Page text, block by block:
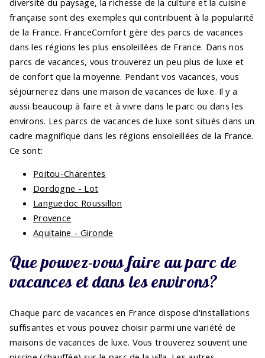
française sont des exemples qui contribuent à la popularité
de la France. FranceComfort gère des parcs de vacances
dans les régions les plus ensoleillées de France. Dans nos
parcs de vacances, vous trouverez un peu plus de luxe et
de confort que la moyenne. Pendant vos vacances, vous
séjournerez dans une maison de vacances de luxe. Il y a
aussi beaucoup à faire et à vivre dans le parc ou dans les
environs. Les parcs de vacances de luxe sont situés dans un
cadre magnifique dans les régions ensoleillées de la France.
Ce sont:
Poitou-Charentes
Dordogne - Lot
Languedoc Roussillon
Provence
Aquitaine - Gironde
Que pouvez-vous faire au parc de
vacances et dans les environs?
Chaque parc de vacances en France dispose d'installations
suffisantes et vous pouvez choisir parmi une variété de
maisons de vacances de luxe. Vous trouverez souvent une